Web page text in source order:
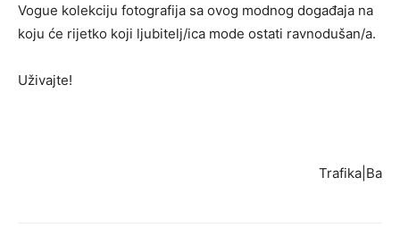
Vogue kolekciju fotografija sa ovog modnog događaja na
koju će rijetko koji ljubitelj/ica mode ostati ravnodušan/a.
Uživajte!
Trafika|Ba